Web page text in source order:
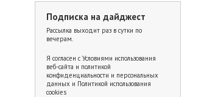
Подписка на дайджест
Рассылка выходит раз в сутки по
вечерам.
Я согласен с Условиями использования
веб-сайта и политикой
конфиденциальности и персональных
данных и Политикой использования
cookies